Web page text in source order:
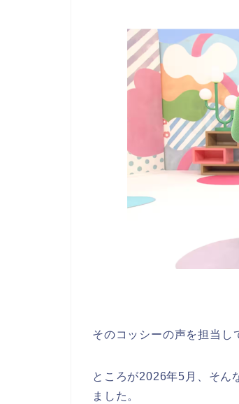
そのコッシーの声を担当し
ところが2026年5月、そん
ました。